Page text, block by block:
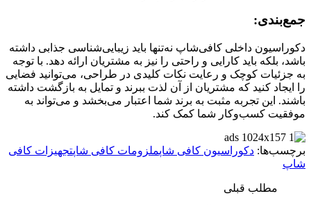
جمع‌بندی:
دکوراسیون داخلی کافی‌شاپ نه‌تنها باید زیبایی‌شناسی جذابی داشته
باشد، بلکه باید کارایی و راحتی را نیز به مشتریان ارائه دهد. با توجه
به جزئیات کوچک و رعایت نکات کلیدی در طراحی، می‌توانید فضایی
را ایجاد کنید که مشتریان از آن لذت ببرند و تمایل به بازگشت داشته
باشند. این تجربه مثبت به برند شما اعتبار می‌بخشد و می‌تواند به
موفقیت کسب‌وکار شما کمک کند.
برچسب‌ها: دکوراسیون کافی‌ شاپملزومات کافی شاپتجهیزات کافی‌
شاپ
مطلب قبلی